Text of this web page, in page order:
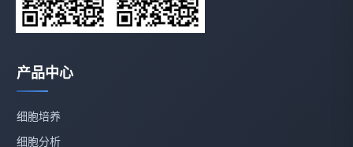
产品中心
细胞培养
细胞分析